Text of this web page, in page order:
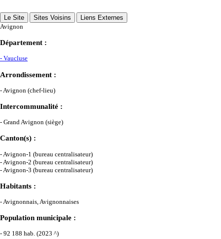
Le Site Sites Voisins
Liens Externes
Avignon
Département :
- Vaucluse
Arrondissement :
- Avignon (chef-lieu)
Intercommunalité :
- Grand Avignon (siège)
Canton(s) :
- Avignon-1 (bureau centralisateur)
- Avignon-2 (bureau centralisateur)
- Avignon-3 (bureau centralisateur)
Habitants :
- Avignonnais, Avignonnaises
Population municipale :
- 92 188 hab. (2023 ^)